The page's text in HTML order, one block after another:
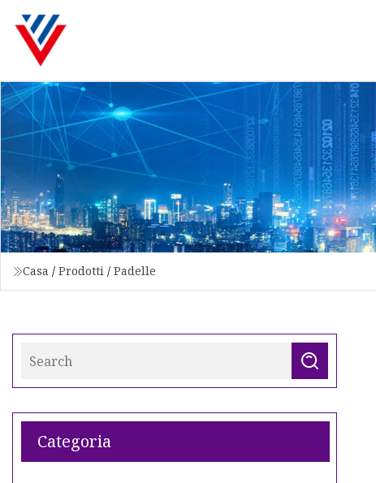
Casa / Prodotti / Padelle
Categoria